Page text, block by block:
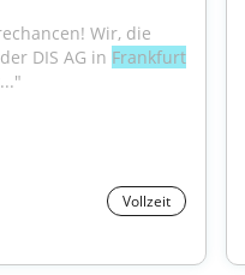
Wir, die
DIS AG in Frankfurt
Vollzeit